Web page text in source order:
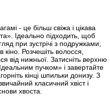
- це більш свіжа і цікава
Ідеально підходить, щоб
при зустрічі з подружками,
Розчешіть волосся,
від нижньої. Затисніть верхню
пучком» і завертайте
кінці шпильки донизу. З
класичний хвіст і
хвоста.